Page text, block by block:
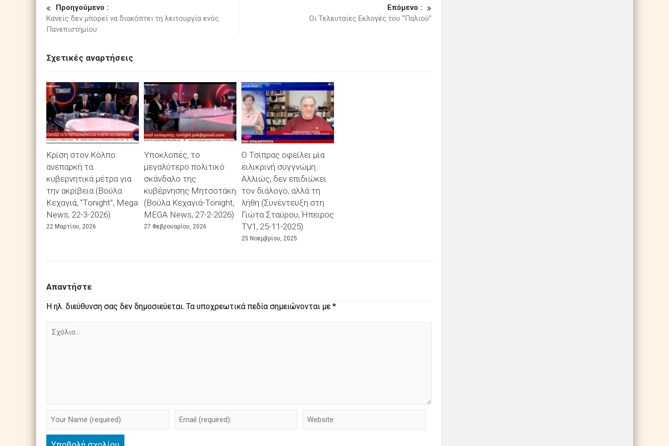
Προηγούμενο :
Κανείς δεν μπορεί να διακόπτει τη λειτουργία ενός
Πανεπιστημίου
Επόμενο :
Οι Τελευταίες Εκλογές του “Παλιού”
Σχετικές αναρτήσεις
Κρίση στον Κόλπο:
ανεπαρκή τα
κυβερνητικά μέτρα για
την ακρίβεια (Βούλα
Κεχαγιά, “Tonight”, Mega
News, 22-3-2026)
22 Μαρτίου, 2026
Υποκλοπές, το
μεγαλύτερο πολιτικό
σκάνδαλο της
κυβέρνησης Μητσοτάκη
(Βούλα Κεχαγιά-Tonight,
MEGA News, 27-2-2026)
27 Φεβρουαρίου, 2026
Ο Τσίπρας οφείλει μία
ειλικρινή συγγνώμη.
Αλλιώς, δεν επιδιώκει
τον διάλογο, αλλά τη
λήθη (Συνέντευξη στη
Γιώτα Σταύρου, Ήπειρος
TV1, 25-11-2025)
25 Νοεμβρίου, 2025
Απαντήστε
Η ηλ. διεύθυνση σας δεν δημοσιεύεται. Τα υποχρεωτικά πεδία σημειώνονται με *